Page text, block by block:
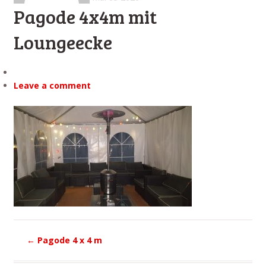
Pagode 4x4m mit
Loungeecke
Leave a comment
← Pagode 4 x 4 m